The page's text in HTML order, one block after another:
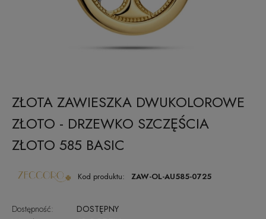
ZŁOTA ZAWIESZKA DWUKOLOROWE
ZŁOTO - DRZEWKO SZCZĘŚCIA
ZŁOTO 585 BASIC
Kod produktu: ZAW-OL-AU585-0725
Dostępność:
DOSTĘPNY